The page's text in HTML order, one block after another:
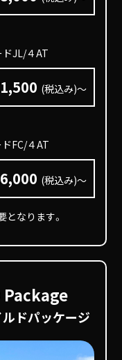
ドJL/４AT
(税込み)～
ドFC/４AT
(税込み)～
なります。
ドパッケージ